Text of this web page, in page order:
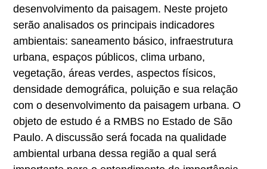
desenvolvimento da paisagem. Neste projeto
serão analisados os principais indicadores
ambientais: saneamento básico, infraestrutura
urbana, espaços públicos, clima urbano,
vegetação, áreas verdes, aspectos físicos,
densidade demográfica, poluição e sua relação
com o desenvolvimento da paisagem urbana. O
objeto de estudo é a RMBS no Estado de São
Paulo. A discussão será focada na qualidade
ambiental urbana dessa região a qual será